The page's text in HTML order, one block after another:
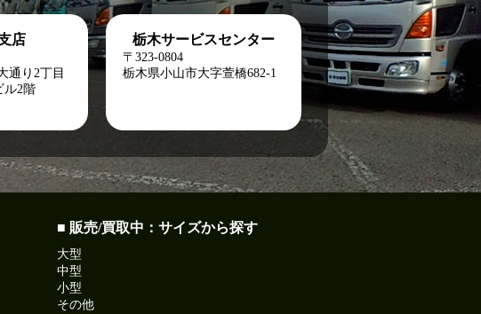
店
通り2丁目
ル2階
栃木サービスセンター
〒323-0804
栃木県小山市大字萱橋682-1
■ 販売/買取中：サイズから探す
大型
中型
小型
その他